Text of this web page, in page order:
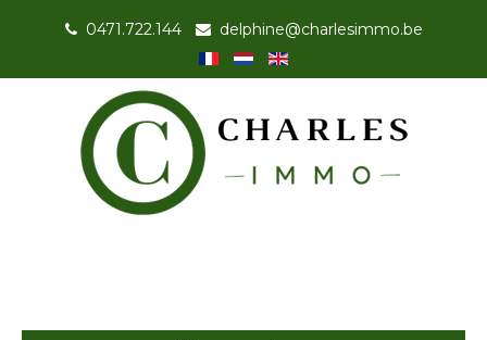
0471.722.144- delphine@charlesimmo.be